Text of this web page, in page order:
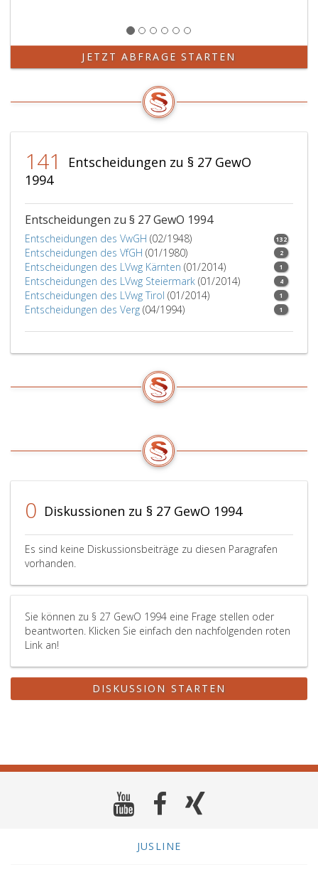
längere
einwandfrei
verhalten
haben.
JETZT ABFRAGE STARTEN
141
Entscheidungen zu § 27 GewO
1994
Entscheidungen zu § 27 GewO 1994
Entscheidungen des VwGH (02/1948) 132
Entscheidungen des VfGH (01/1980) 2
Entscheidungen des LVwg Kärnten (01/2014) 1
Entscheidungen des LVwg Steiermark (01/2014) 4
Entscheidungen des LVwg Tirol (01/2014) 1
Entscheidungen des Verg (04/1994) 1
0 Diskussionen zu § 27 GewO 1994
Es sind keine Diskussionsbeiträge zu diesen Paragrafen
vorhanden.
Sie können zu § 27 GewO 1994 eine Frage stellen oder
beantworten. Klicken Sie einfach den nachfolgenden roten
Link an!
DISKUSSION STARTEN
JUSLINE